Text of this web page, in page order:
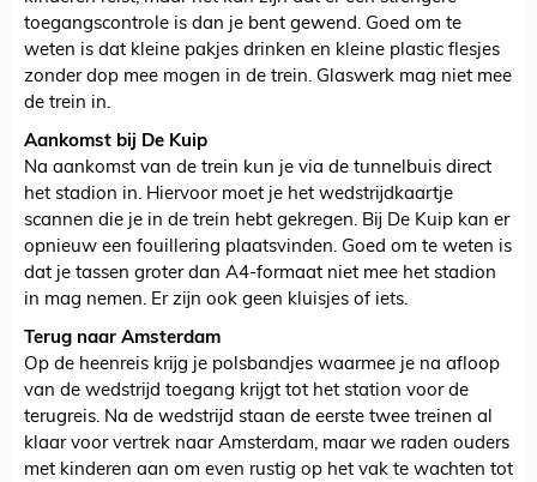
toegangscontrole is dan je bent gewend. Goed om te
weten is dat kleine pakjes drinken en kleine plastic flesjes
zonder dop mee mogen in de trein. Glaswerk mag niet mee
de trein in.
Aankomst bij De Kuip
Na aankomst van de trein kun je via de tunnelbuis direct
het stadion in. Hiervoor moet je het wedstrijdkaartje
scannen die je in de trein hebt gekregen. Bij De Kuip kan er
opnieuw een fouillering plaatsvinden. Goed om te weten is
dat je tassen groter dan A4-formaat niet mee het stadion
in mag nemen. Er zijn ook geen kluisjes of iets.
Terug naar Amsterdam
Op de heenreis krijg je polsbandjes waarmee je na afloop
van de wedstrijd toegang krijgt tot het station voor de
terugreis. Na de wedstrijd staan de eerste twee treinen al
klaar voor vertrek naar Amsterdam, maar we raden ouders
met kinderen aan om even rustig op het vak te wachten tot